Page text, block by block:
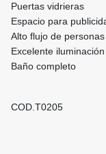
Puertas vidrieras
Espacio para
Alto flujo de personas
Excelente iluminación
Baño completo
COD.T0205